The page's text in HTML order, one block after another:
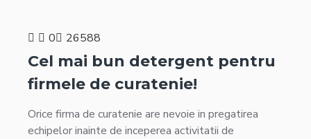
0 26588
Cel mai bun detergent pentru
firmele de curatenie!
Orice firma de curatenie are nevoie in pregatirea
echipelor inainte de inceperea activitatii de